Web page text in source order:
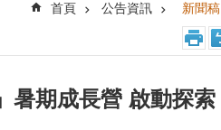
首頁 公告資訊 新聞稿
暑期成長營 啟動探索